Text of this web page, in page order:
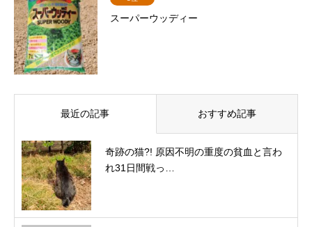
スーパーウッディー
最近の記事 おすすめ記事
奇跡の猫?! 原因不明の重度の貧血と言わ
れ31日間戦っ…